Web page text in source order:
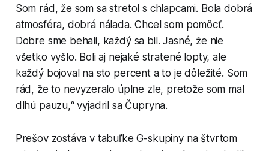
Som rád, že som sa stretol s chlapcami. Bola dobrá
atmosféra, dobrá nálada. Chcel som pomôcť.
Dobre sme behali, každý sa bil. Jasné, že nie
všetko vyšlo. Boli aj nejaké stratené lopty, ale
každý bojoval na sto percent a to je dôležité. Som
rád, že to nevyzeralo úplne zle, pretože som mal
dlhú pauzu,“ vyjadril sa Čupryna.
Prešov zostáva v tabuľke G-skupiny na štvrtom